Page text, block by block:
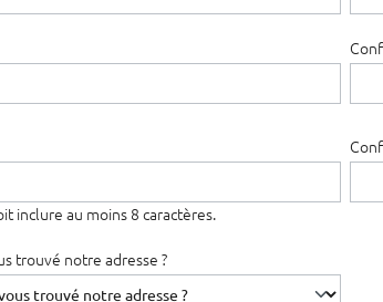
inclure au moins 8 caractères.
trouvé notre adresse ?